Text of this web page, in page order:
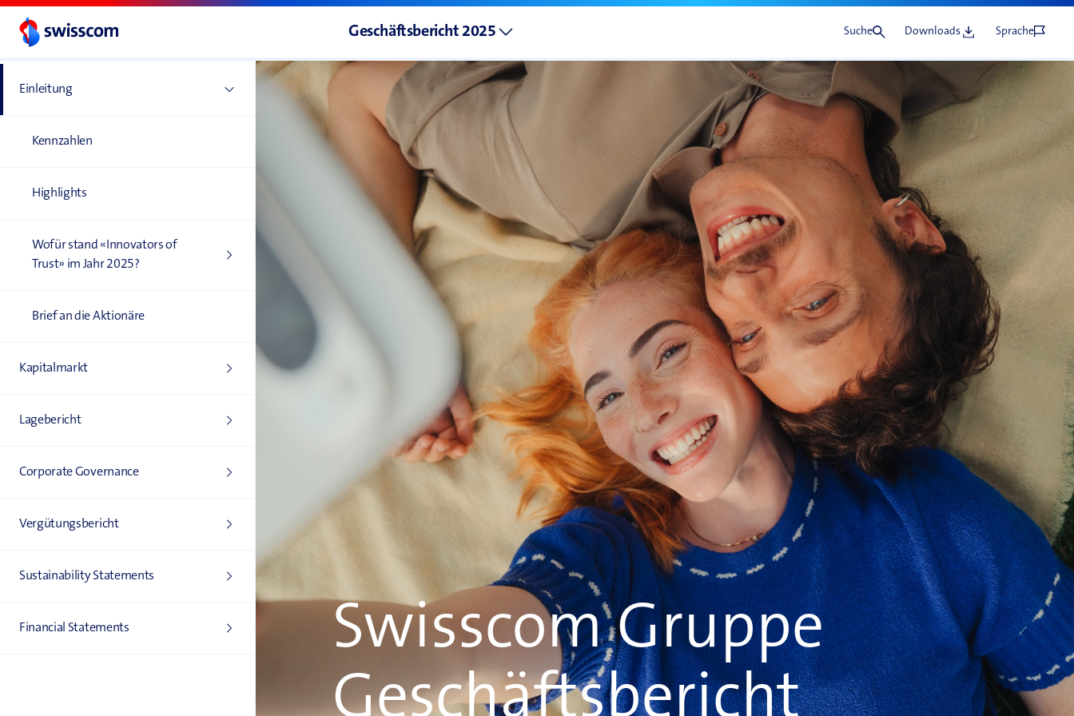
Geschäftsbericht 2025 Suche Downloads Sprache
Einleitung
Kennzahlen
Highlights
Wofür stand «Innovators of
Trust» im Jahr 2025?
Brief an die Aktionäre
Kapitalmarkt
Lagebericht
Corporate Governance
Vergütungs­bericht
Sustainability Statements
Financial Statements
Swisscom Gruppe
Geschäftsbericht